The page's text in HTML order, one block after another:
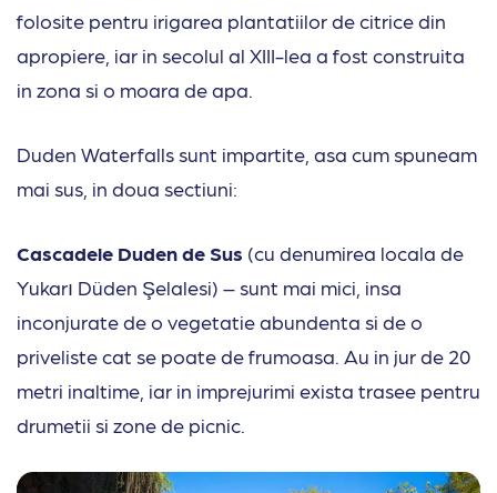
folosite pentru irigarea plantatiilor de citrice din
apropiere, iar in secolul al XIII-lea a fost construita
in zona si o moara de apa.
Duden Waterfalls sunt impartite, asa cum spuneam
mai sus, in doua sectiuni:
Cascadele Duden de Sus (cu denumirea locala de
Yukarı Düden Şelalesi) – sunt mai mici, insa
inconjurate de o vegetatie abundenta si de o
priveliste cat se poate de frumoasa. Au in jur de 20
metri inaltime, iar in imprejurimi exista trasee pentru
drumetii si zone de picnic.